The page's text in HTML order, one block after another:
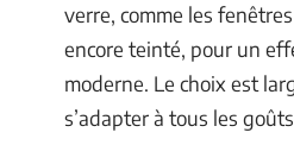
verre, comme les
encore teinté, pour un
moderne. Le choix est
s’adapter à tous les